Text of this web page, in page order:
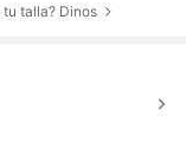
tu talla? Dinos